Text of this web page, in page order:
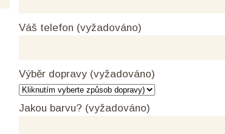
Váš telefon (vyžadováno)
Výběr dopravy (vyžadováno)
Jakou barvu? (vyžadováno)